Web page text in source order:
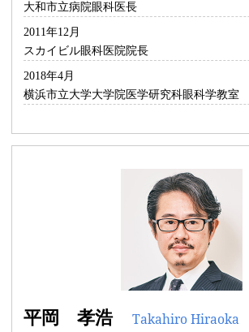
大和市立病院眼科医長
2011年12月
スカイビル眼科医院院長
2018年4月
横浜市立大学大学院医学研究科眼科学教室
平岡 孝浩 Takahiro Hiraoka